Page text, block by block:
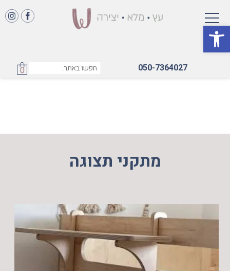
פתח סרגל נגישות
050-7364027
0
מתקני תצוגה